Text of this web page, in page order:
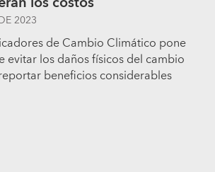
2023
de Cambio Climático pone
evitar los daños físicos del cambio
beneficios considerables